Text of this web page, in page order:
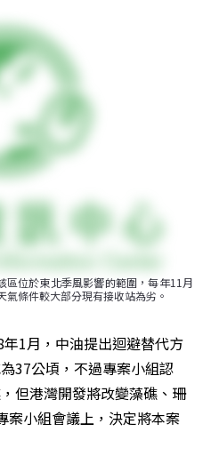
區位於東北季風影響的範圍，每年11月
條件較大部分現有接收站為劣。
1月，中油提出迴避替代方
37公頃，不過專案小組認
但港灣開發將改變藻礁、珊
案小組會議上，決定將本案